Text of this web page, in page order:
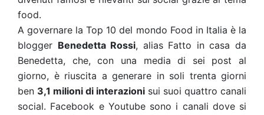
food.
A governare la Top 10 del mondo Food in Italia è la
blogger Benedetta Rossi, alias Fatto in casa da
Benedetta, che, con una media di sei post al
giorno, è riuscita a generare in soli trenta giorni
ben 3,1 milioni di interazioni sui suoi quattro canali
social. Facebook e Youtube sono i canali dove si